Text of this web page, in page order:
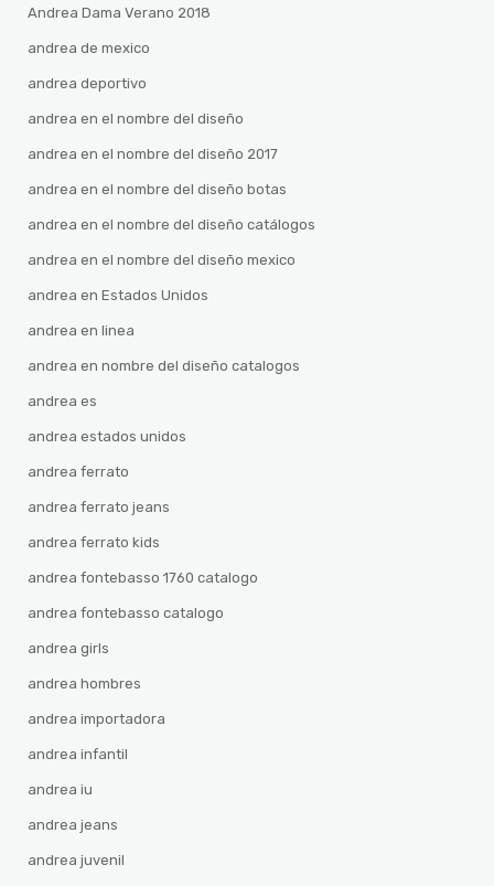
Andrea Dama Verano 2018
andrea de mexico
andrea deportivo
andrea en el nombre del diseño
andrea en el nombre del diseño 2017
andrea en el nombre del diseño botas
andrea en el nombre del diseño catálogos
andrea en el nombre del diseño mexico
andrea en Estados Unidos
andrea en linea
andrea en nombre del diseño catalogos
andrea es
andrea estados unidos
andrea ferrato
andrea ferrato jeans
andrea ferrato kids
andrea fontebasso 1760 catalogo
andrea fontebasso catalogo
andrea girls
andrea hombres
andrea importadora
andrea infantil
andrea iu
andrea jeans
andrea juvenil